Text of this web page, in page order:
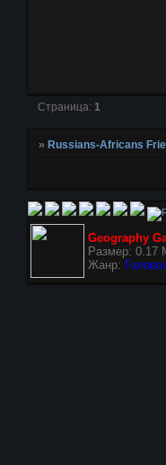
Страница: 1
»Russians-Africans
Geography
Размер: 0.17
Жанр: